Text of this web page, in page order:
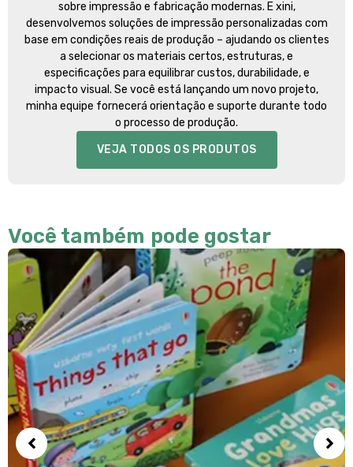
sobre impressão e fabricação modernas. E xini,
desenvolvemos soluções de impressão personalizadas com
base em condições reais de produção – ajudando os clientes
a selecionar os materiais certos, estruturas, e
especificações para equilibrar custos, durabilidade, e
impacto visual. Se você está lançando um novo projeto,
minha equipe fornecerá orientação e suporte durante todo
o processo de produção.
VEJA TODOS OS PRODUTOS
Você também pode gostar